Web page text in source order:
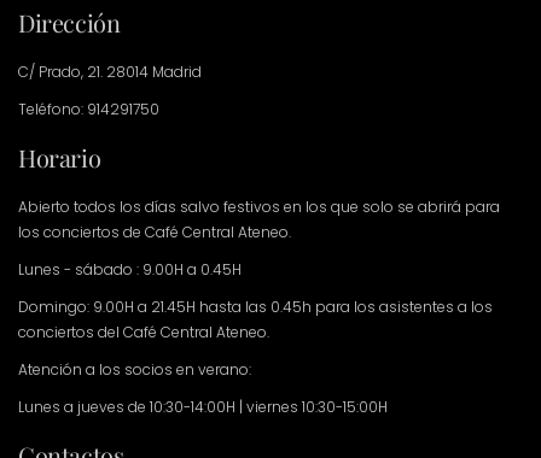
Dirección
C/ Prado, 21. 28014 Madrid
Teléfono: 914291750
Horario
Abierto todos los días salvo festivos en los que solo se abrirá para
los conciertos de Café Central Ateneo.
Lunes - sábado : 9.00H a 0.45H
Domingo: 9.00H a 21.45H hasta las 0.45h para los asistentes a los
conciertos del Café Central Ateneo.
Atención a los socios en verano:
Lunes a jueves de 10:30-14:00H | viernes 10:30-15:00H